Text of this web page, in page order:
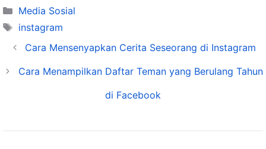
Categories
Media Sosial
Tags
instagram
Cara Mensenyapkan Cerita Seseorang di Instagram
Cara Menampilkan Daftar Teman yang Berulang Tahun
di Facebook